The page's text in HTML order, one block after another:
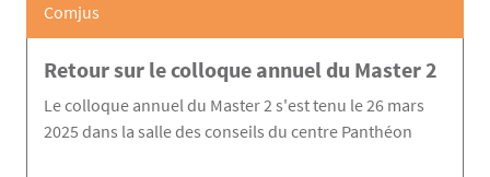
Comjus
Retour sur le colloque annuel du Master 2
Le colloque annuel du Master 2 s'est tenu le 26 mars
2025 dans la salle des conseils du centre Panthéon